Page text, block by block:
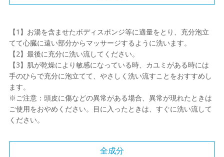
【1】お湯を含ませたボディスポンジ等に適量をとり、充分泡立
てて心臓に遠い部分からマッサージするように洗います。
【2】最後に充分に洗い流してください。
【3】肌が乾燥により敏感になっている時、カユミがある時には
手のひらで充分に泡立てて、やさしく洗い流すことをおすすめし
ます。
※ご注意：頭皮に傷などの異常がある場合、異常が現れたときは
ご使用をおやめください。目に入ったときは、すぐに洗い流して
ください。
全成分